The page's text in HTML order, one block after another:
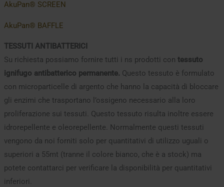
AkuPan® SCREEN
AkuPan® BAFFLE
TESSUTI ANTIBATTERICI
Su richiesta possiamo fornire tutti i ns prodotti con tessuto
ignifugo antibatterico permanente. Questo tessuto è formulato
con microparticelle di argento che hanno la capacità di bloccare
gli enzimi che trasportano l’ossigeno necessario alla loro
proliferazione sui tessuti. Questo tessuto risulta inoltre essere
idrorepellente e oleorepellente. Normalmente questi tessuti
vengono da noi forniti solo per quantitativi di utilizzo uguali o
superiori a 55mt (tranne il colore bianco, che è a stock) ma
potete contattarci per verificare la disponibilità per quantitativi
inferiori.